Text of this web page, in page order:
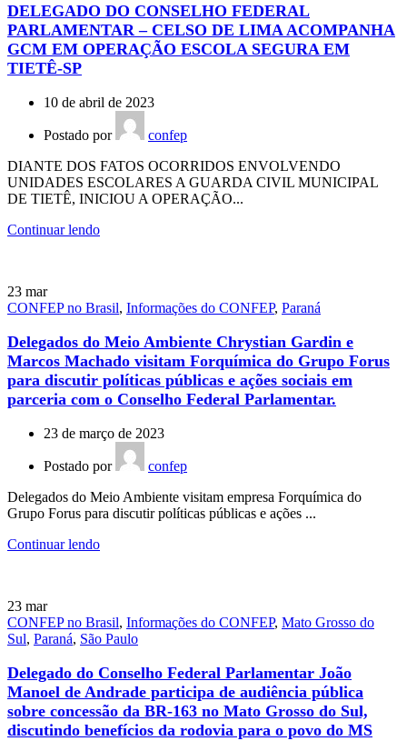
DELEGADO DO CONSELHO FEDERAL
PARLAMENTAR – CELSO DE LIMA ACOMPANHA
GCM EM OPERAÇÃO ESCOLA SEGURA EM
TIETÊ-SP
10 de abril de 2023
Postado por
confep
DIANTE DOS FATOS OCORRIDOS ENVOLVENDO
UNIDADES ESCOLARES A GUARDA CIVIL MUNICIPAL
DE TIETÊ, INICIOU A OPERAÇÃO...
Continuar lendo
23 mar
CONFEP no Brasil, Informações do CONFEP, Paraná
Delegados do Meio Ambiente Chrystian Gardin e
Marcos Machado visitam Forquímica do Grupo Forus
para discutir políticas públicas e ações sociais em
parceria com o Conselho Federal Parlamentar.
23 de março de 2023
Postado por
confep
Delegados do Meio Ambiente visitam empresa Forquímica do
Grupo Forus para discutir políticas públicas e ações ...
Continuar lendo
23 mar
CONFEP no Brasil, Informações do CONFEP, Mato Grosso do
Sul, Paraná, São Paulo
Delegado do Conselho Federal Parlamentar João
Manoel de Andrade participa de audiência pública
sobre concessão da BR-163 no Mato Grosso do Sul,
discutindo benefícios da rodovia para o povo do MS